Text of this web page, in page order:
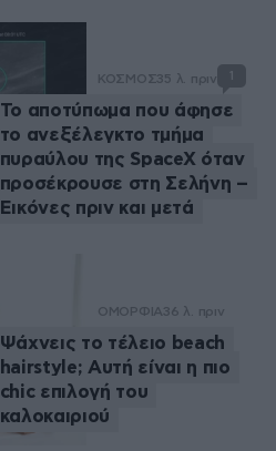
ΚΟΣΜΟΣ35 λ. πριν 1
Το αποτύπωμα που άφησε
το ανεξέλεγκτο τμήμα
πυραύλου της SpaceX όταν
προσέκρουσε στη Σελήνη –
Εικόνες πριν και μετά
ΟΜΟΡΦΙΑ36 λ. πριν
Ψάχνεις το τέλειο beach
hairstyle; Αυτή είναι η πιο
chic επιλογή του
καλοκαιριού